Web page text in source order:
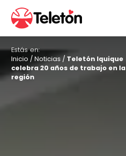
Estás en:
Inicio /Noticias / Teletón Iquique
celebra 20 años de trabajo en la
región